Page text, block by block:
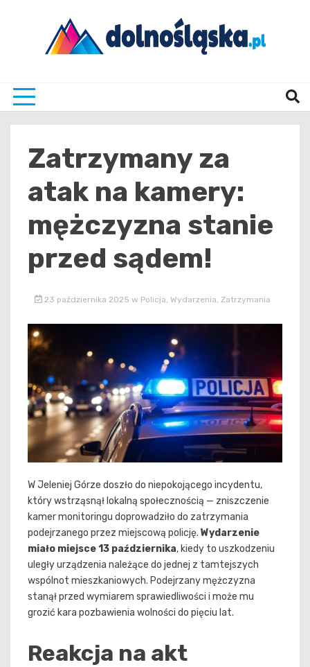
Zatrzymany za
atak na kamery:
mężczyzna stanie
przed sądem!
23 października 2025 w Policja Wydarzenia Zatrzymania
W Jeleniej Górze doszło do niepokojącego incydentu,
który wstrząsnął lokalną społecznością — zniszczenie
kamer monitoringu doprowadziło do zatrzymania
podejrzanego przez miejscową policję. Wydarzenie
miało miejsce 13 października, kiedy to uszkodzeniu
uległy urządzenia należące do jednej z tamtejszych
wspólnot mieszkaniowych. Podejrzany mężczyzna
stanął przed wymiarem sprawiedliwości i może mu
grozić kara pozbawienia wolności do pięciu lat.
Reakcja na akt